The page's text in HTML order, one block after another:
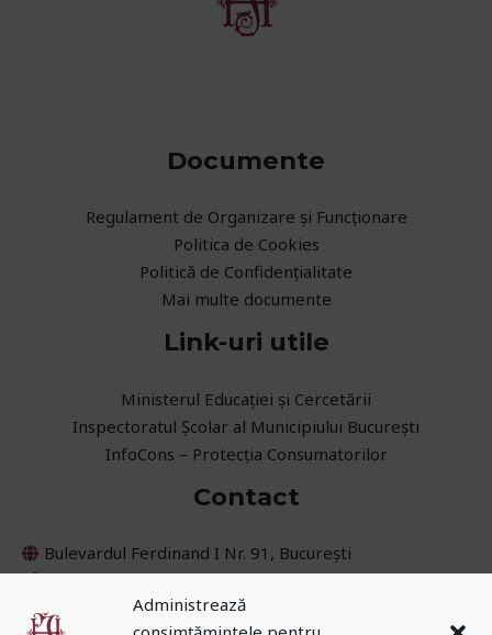
Administrează
Documente
Regulament de Organizare și Funcționare
Politica de Cookies
Politică de Confidențialitate
Mai multe documente
Link-uri utile
Ministerul Educaţiei și Cercetării
Inspectoratul Școlar al Municipiului București
InfoCons – Protecția Consumatorilor
Contact
Bulevardul Ferdinand I Nr. 91, București
021 252 45 08
031 405 62 30